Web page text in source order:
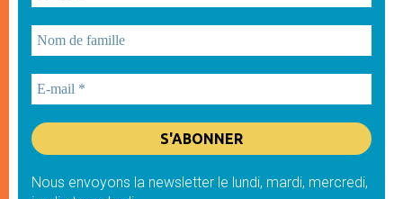
Nous envoyons la newsletter le lundi, mardi, mercredi,